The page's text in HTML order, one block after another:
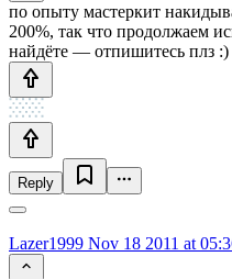
по опыту мастеркит
200%, так что продолжаем
найдёте — отпишитесь плз :)
Reply
Lazer1999 Nov 18 2011 at